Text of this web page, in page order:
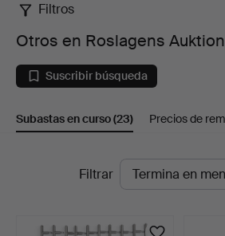
Otros
en
Roslagens
Auktionsverk
Filtros
Otros en Roslagens
Suscribir búsqueda
Subastas en curso(23) Precios de
Subastas
curso
Filtrar